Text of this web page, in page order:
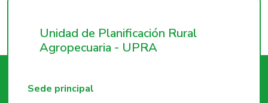
Unidad de Planificación Rural
Agropecuaria - UPRA
Sede principal